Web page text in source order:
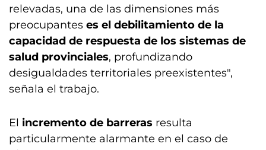
relevadas, una de las dimensiones más
preocupantes es el debilitamiento de la
capacidad de respuesta de los sistemas de
salud provinciales, profundizando
desigualdades territoriales preexistentes",
señala el trabajo.
El incremento de barreras resulta
particularmente alarmante en el caso de